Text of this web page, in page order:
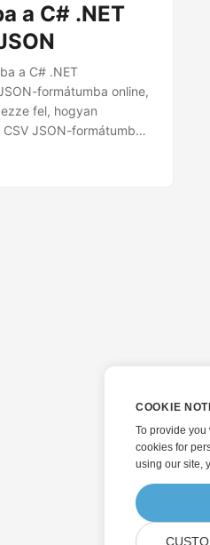
a C# .NET
a C# .NET
formátumba online,
fel, hogyan
JSON-formátumba
COOKIE
To provide you
cookies for
using our site,